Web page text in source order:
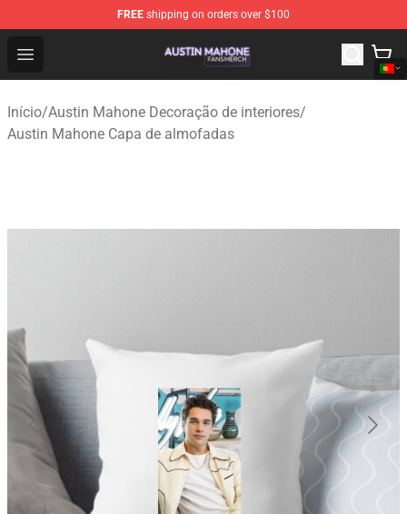
FREE shipping on orders over $100
Open menu
Austin Mahone Shop - Official Austin Mahone
Início/Austin Mahone Decoração de interiores/
Austin Mahone Capa de almofadas